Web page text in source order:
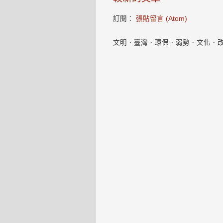
訂閱： 張貼留言 (Atom)
文明．臺灣．環保．弱勢．文化．